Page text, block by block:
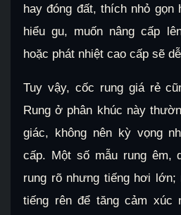
hay đóng đất, thích nhỏ gọn
hiểu gu, muốn nâng cấp
hoặc phát nhiệt cao cấp sẽ
Tuy vậy, cốc rung giá rẻ
Rung ở phân khúc này
giác, không nên kỳ vọng
cấp. Một số mẫu rung êm,
rung rõ nhưng tiếng hơi lớn;
tiếng rên để tăng cảm xúc